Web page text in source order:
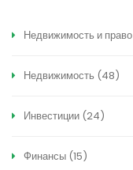
Недвижимость и право
Недвижимость (48)
Инвестиции (24)
Финансы (15)